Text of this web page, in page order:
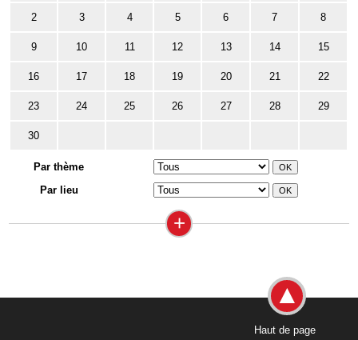
2 3 4 5 6 7 8
9 10 11 12 13 14 15
16 17 18 19 20 21 22
23 24 25 26 27 28 29
30
Par thème
Par lieu
+
Haut de page